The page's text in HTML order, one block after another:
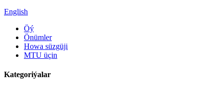
English
Öý
Önümler
Howa süzgüji
MTU üçin
Kategoriýalar